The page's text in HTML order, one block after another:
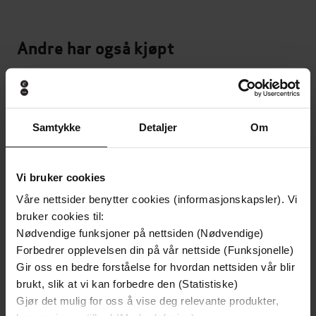
Samtykke Detaljer Om
Vi bruker cookies
Våre nettsider benytter cookies (informasjonskapsler). Vi
bruker cookies til:
Nødvendige funksjoner på nettsiden (Nødvendige)
Forbedrer opplevelsen din på vår nettside (Funksjonelle)
Gir oss en bedre forståelse for hvordan nettsiden vår blir
brukt, slik at vi kan forbedre den (Statistiske)
Gjør det mulig for oss å vise deg relevante produkter,
Andre har også kjøpt
229,-
Sjekk prisen!
199,-